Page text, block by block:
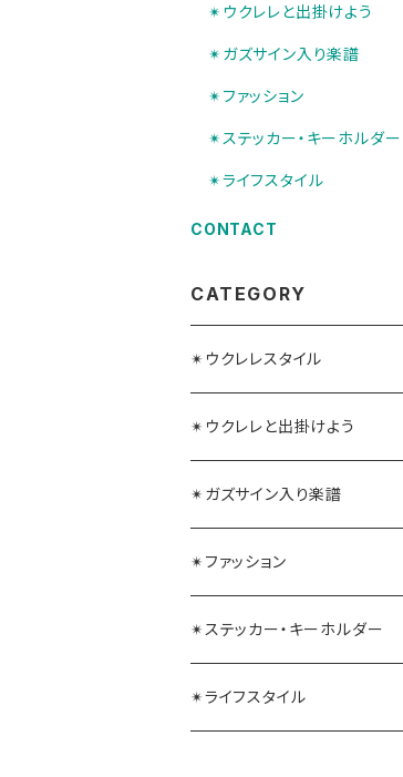
✴︎ウクレレと出掛けよう
✴︎ガズサイン入り楽譜
✴︎ファッション
✴︎ステッカー・キーホルダー
✴︎ライフスタイル
CONTACT
CATEGORY
✴︎ウクレレスタイル
ガズレレ水引
毛糸ウクレレストラップ
✴︎ウクレレと出掛けよう
✴︎ガズサイン入り楽譜
✴︎ファッション
✴︎ステッカー・キーホルダー
✴︎ライフスタイル